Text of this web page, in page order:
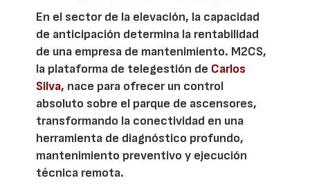
En el sector de la elevación, la capacidad
de anticipación determina la rentabilidad
de una empresa de mantenimiento. M2CS,
la plataforma de telegestión de Carlos
Silva, nace para ofrecer un control
absoluto sobre el parque de ascensores,
transformando la conectividad en una
herramienta de diagnóstico profundo,
mantenimiento preventivo y ejecución
técnica remota.